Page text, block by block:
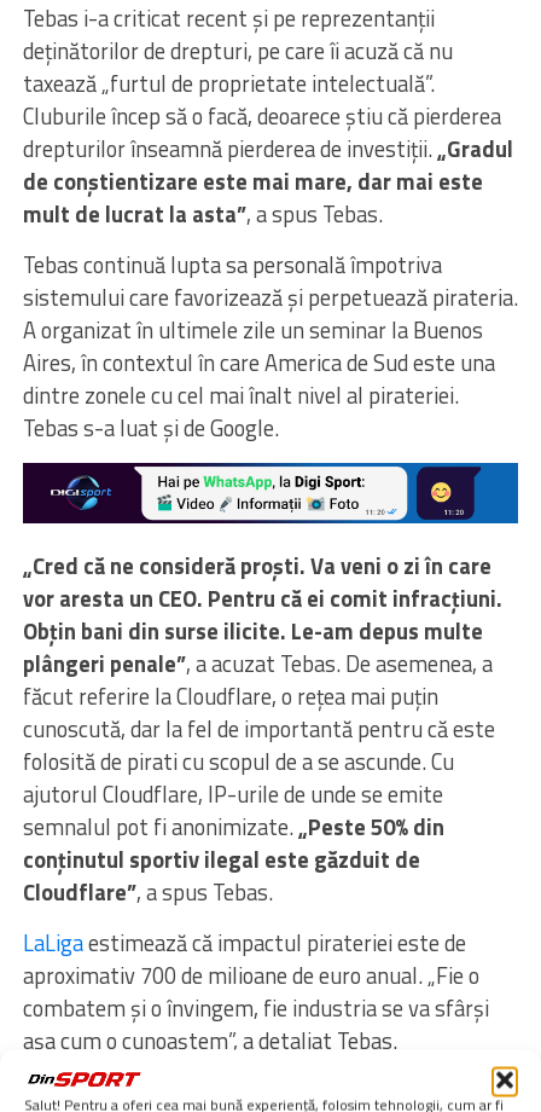
Salut! Pentru a oferi cea mai bună experiență, folosim tehnologii, cum ar fi
Tebas i-a criticat recent și pe reprezentanții
deținătorilor de drepturi, pe care îi acuză că nu
taxează „furtul de proprietate intelectuală”.
Cluburile încep să o facă, deoarece știu că pierderea
drepturilor înseamnă pierderea de investiții.„Gradul
de conștientizare este mai mare, dar mai este
mult de lucrat la asta”, a spus Tebas.
Tebas continuă lupta sa personală împotriva
sistemului care favorizează și perpetuează pirateria.
A organizat în ultimele zile un seminar la Buenos
Aires, în contextul în care America de Sud este una
dintre zonele cu cel mai înalt nivel al pirateriei.
Tebas s-a luat și de Google.
„Cred că ne consideră proști. Va veni o zi în care
vor aresta un CEO. Pentru că ei comit infracțiuni.
Obțin bani din surse ilicite. Le-am depus multe
plângeri penale”, a acuzat Tebas. De asemenea, a
făcut referire la Cloudflare, o rețea mai puțin
cunoscută, dar la fel de importantă pentru că este
folosită de pirati cu scopul de a se ascunde. Cu
ajutorul Cloudflare, IP-urile de unde se emite
semnalul pot fi anonimizate.„Peste 50% din
conținutul sportiv ilegal este găzduit de
Cloudflare”, a spus Tebas.
LaLigaestimează că impactul pirateriei este de
aproximativ 700 de milioane de euro anual. „Fie o
combatem și o învingem, fie industria se va sfârși
așa cum o cunoaștem”, a detaliat Tebas.
Etichete:javier tebas , vinicius